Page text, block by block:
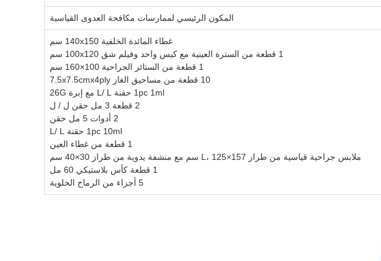
المكون الرئيسي لممارسات مكافحة العدوى القياسية
غطاء المائدة الخلفية 140x150 سم
1 قطعة من السترة العينية مع كيس واحد وفيلم شق 100x120 سم
1 قطعة من الستائر الجراحية 100×160 سم
10 قطعة من مساحيق الغاز 7.5x7.5cmx4ply
1pc 1ml حقنة L/ L مع إبرة 26G
2 قطعة 3 مل حقن ل / ل
2 أدوات 5 مل حقن
1pc 10ml حقنة L/ L
1 قطعة من غطاء العين
ملابس جراحية قياسية من طراز L، 125×157 سم مع منشفة يدوية من طراز 30×40 سم
1 قطعة كأس بلاستيكي 60 مل
5 أجزاء من الرماح الخلوية